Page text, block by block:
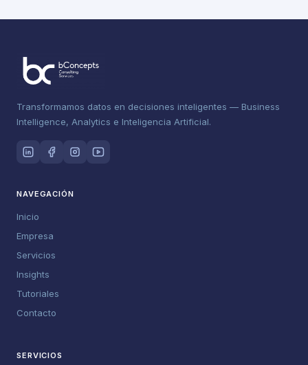
Transformamos datos en decisiones inteligentes — Business
Intelligence, Analytics e Inteligencia Artificial.
NAVEGACIÓN
Inicio
Empresa
Servicios
Insights
Tutoriales
Contacto
SERVICIOS